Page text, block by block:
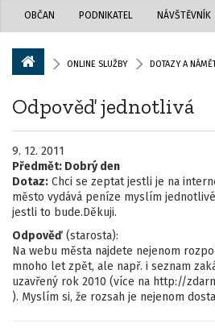
OBČAN PODNIKATEL NÁVŠTĚVNÍK
ONLINE SLUŽBY DOTAZY A
Odpověď jednotlivá
9. 12. 2011
Předmět: Dobrý den
Dotaz: Chci se zeptat jestli je na
město vydává peníze myslím
jestli to bude.Děkuji.
Odpověď (starosta):
Na webu města najdete nejenom
mnoho let zpět, ale např. i seznam
uzavřený rok 2010 (více na http://
). Myslím si, že rozsah je nejenom